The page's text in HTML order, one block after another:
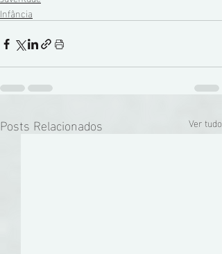
Infância
Posts Relacionados Ver tudo